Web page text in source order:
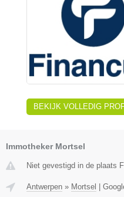
BEKIJK VOLLEDIG
Immotheker Mortsel
Niet gevestigd in de plaats
Antwerpen » Mortsel